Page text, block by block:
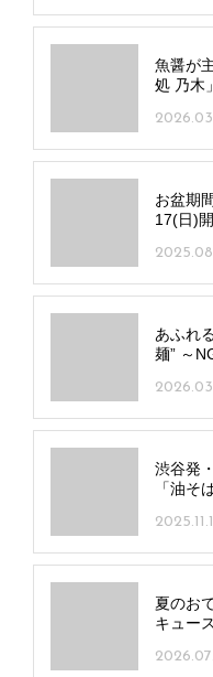
魚醤が
処 乃木
お盆期
17(日)
あふれ
麺” ～
渋谷発
「油そ
夏のお
キュー